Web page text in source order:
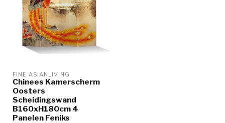
FINE ASIANLIVING
Chinees Kamerscherm
Oosters
Scheidingswand
B160xH180cm 4
Panelen Feniks